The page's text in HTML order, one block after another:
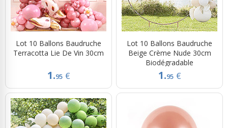
Lot 10 Ballons Baudruche
Terracotta Lie De Vin 30cm
1.95 €
Lot 10 Ballons Baudruche
Beige Crème Nude 30cm
Biodégradable
1.95 €